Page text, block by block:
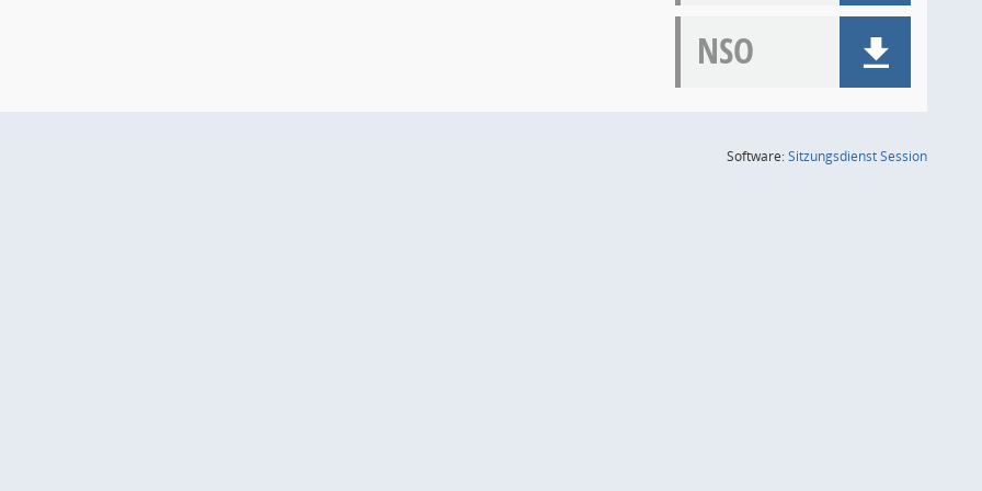
NSO
Software:SitzungsdienstSession(Wird in